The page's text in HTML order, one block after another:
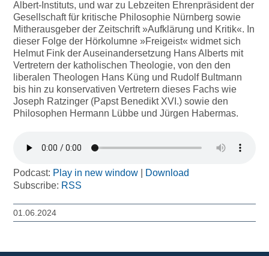
Albert-Instituts, und war zu Lebzeiten Ehrenpräsident der
Gesellschaft für kritische Philosophie Nürnberg sowie
Mitherausgeber der Zeitschrift »Aufklärung und Kritik«. In
dieser Folge der Hörkolumne »Freigeist« widmet sich
Helmut Fink der Auseinandersetzung Hans Alberts mit
Vertretern der katholischen Theologie, von den den
liberalen Theologen Hans Küng und Rudolf Bultmann
bis hin zu konservativen Vertretern dieses Fachs wie
Joseph Ratzinger (Papst Benedikt XVI.) sowie den
Philosophen Hermann Lübbe und Jürgen Habermas.
Podcast: Play in new window
Download
Subscribe: RSS
01.06.2024